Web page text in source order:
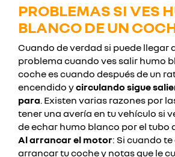
PROBLEMAS SI VES
BLANCO DE UN
Cuando de verdad si puede llegar
problema cuando ves salir humo
coche es cuando después de un
encendido ycirculando sigue
para. Existen varias razones por
tener una avería en tu vehículo si
de echar humo blanco por el tubo
Al arrancar el motor: Si cuando
arrancar tu coche y notas que le